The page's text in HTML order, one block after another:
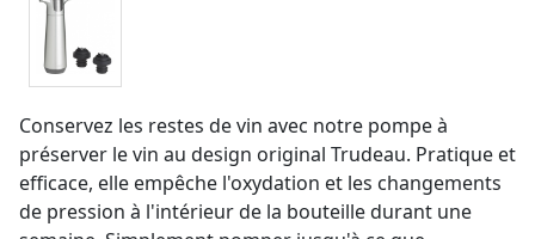
Conservez les restes de vin avec notre pompe à
préserver le vin au design original Trudeau. Pratique et
efficace, elle empêche l'oxydation et les changements
de pression à l'intérieur de la bouteille durant une